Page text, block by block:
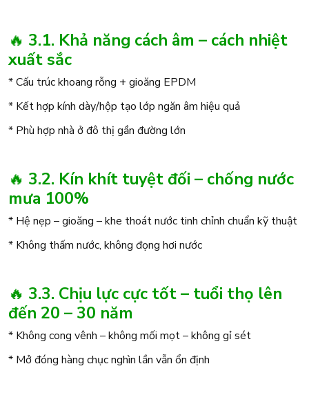
🔥 3.1. Khả năng cách âm – cách nhiệt
xuất sắc
* Cấu trúc khoang rỗng + gioăng EPDM
* Kết hợp kính dày/hộp tạo lớp ngăn âm hiệu quả
* Phù hợp nhà ở đô thị gần đường lớn
🔥 3.2. Kín khít tuyệt đối – chống nước
mưa 100%
* Hệ nẹp – gioăng – khe thoát nước tinh chỉnh chuẩn kỹ thuật
* Không thấm nước, không đọng hơi nước
🔥 3.3. Chịu lực cực tốt – tuổi thọ lên
đến 20 – 30 năm
* Không cong vênh – không mối mọt – không gỉ sét
* Mở đóng hàng chục nghìn lần vẫn ổn định